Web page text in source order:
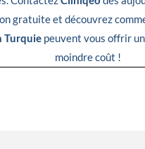
gratuite et découvrez
Turquie peuvent vous offrir
moindre coût !